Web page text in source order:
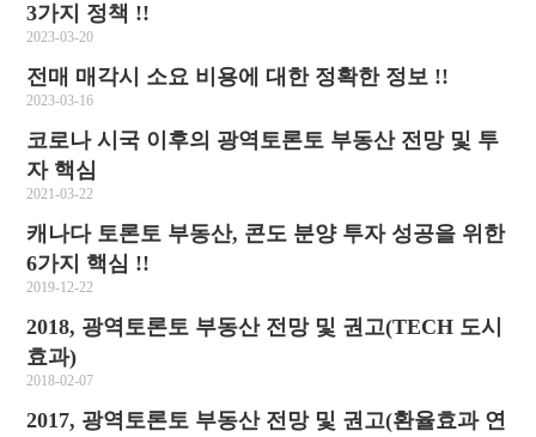
3가지 정책 !!
2023-03-20
전매 매각시 소요 비용에 대한 정확한 정보 !!
2023-03-16
코로나 시국 이후의 광역토론토 부동산 전망 및 투
자 핵심
2021-03-22
캐나다 토론토 부동산, 콘도 분양 투자 성공을 위한
6가지 핵심 !!
2019-12-22
2018, 광역토론토 부동산 전망 및 권고(TECH 도시
효과)
2018-02-07
2017, 광역토론토 부동산 전망 및 권고(환율효과 연